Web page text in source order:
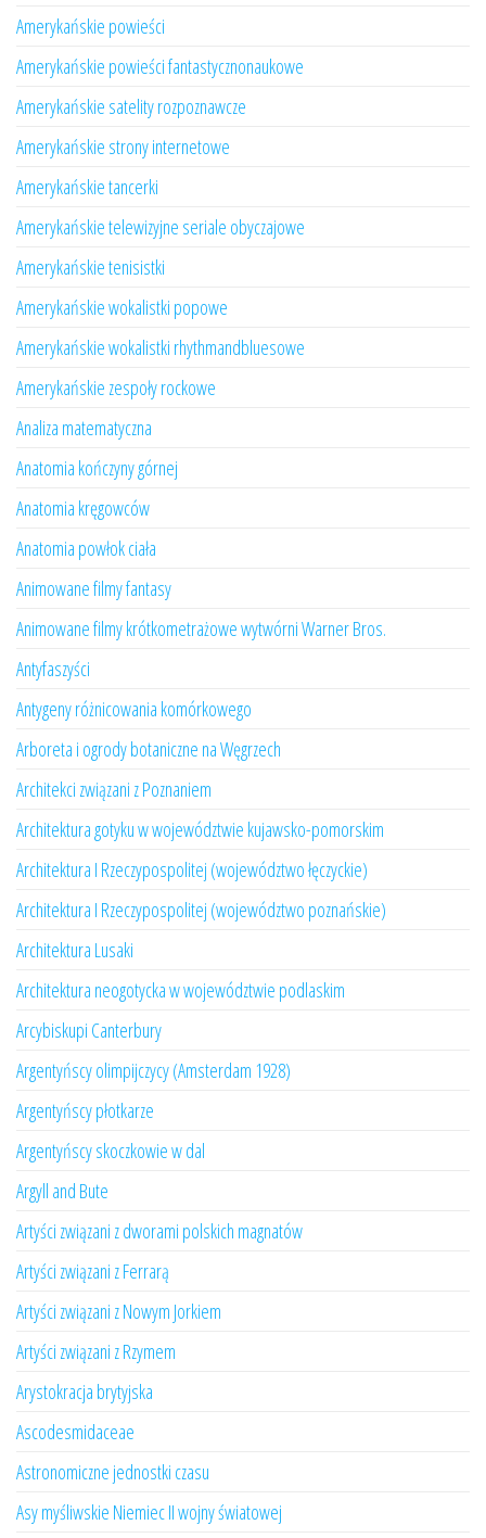
Amerykańskie powieści
Amerykańskie powieści fantastycznonaukowe
Amerykańskie satelity rozpoznawcze
Amerykańskie strony internetowe
Amerykańskie tancerki
Amerykańskie telewizyjne seriale obyczajowe
Amerykańskie tenisistki
Amerykańskie wokalistki popowe
Amerykańskie wokalistki rhythmandbluesowe
Amerykańskie zespoły rockowe
Analiza matematyczna
Anatomia kończyny górnej
Anatomia kręgowców
Anatomia powłok ciała
Animowane filmy fantasy
Animowane filmy krótkometrażowe wytwórni Warner Bros.
Antyfaszyści
Antygeny różnicowania komórkowego
Arboreta i ogrody botaniczne na Węgrzech
Architekci związani z Poznaniem
Architektura gotyku w województwie kujawsko-pomorskim
Architektura I Rzeczypospolitej (województwo łęczyckie)
Architektura I Rzeczypospolitej (województwo poznańskie)
Architektura Lusaki
Architektura neogotycka w województwie podlaskim
Arcybiskupi Canterbury
Argentyńscy olimpijczycy (Amsterdam 1928)
Argentyńscy płotkarze
Argentyńscy skoczkowie w dal
Argyll and Bute
Artyści związani z dworami polskich magnatów
Artyści związani z Ferrarą
Artyści związani z Nowym Jorkiem
Artyści związani z Rzymem
Arystokracja brytyjska
Ascodesmidaceae
Astronomiczne jednostki czasu
Asy myśliwskie Niemiec II wojny światowej